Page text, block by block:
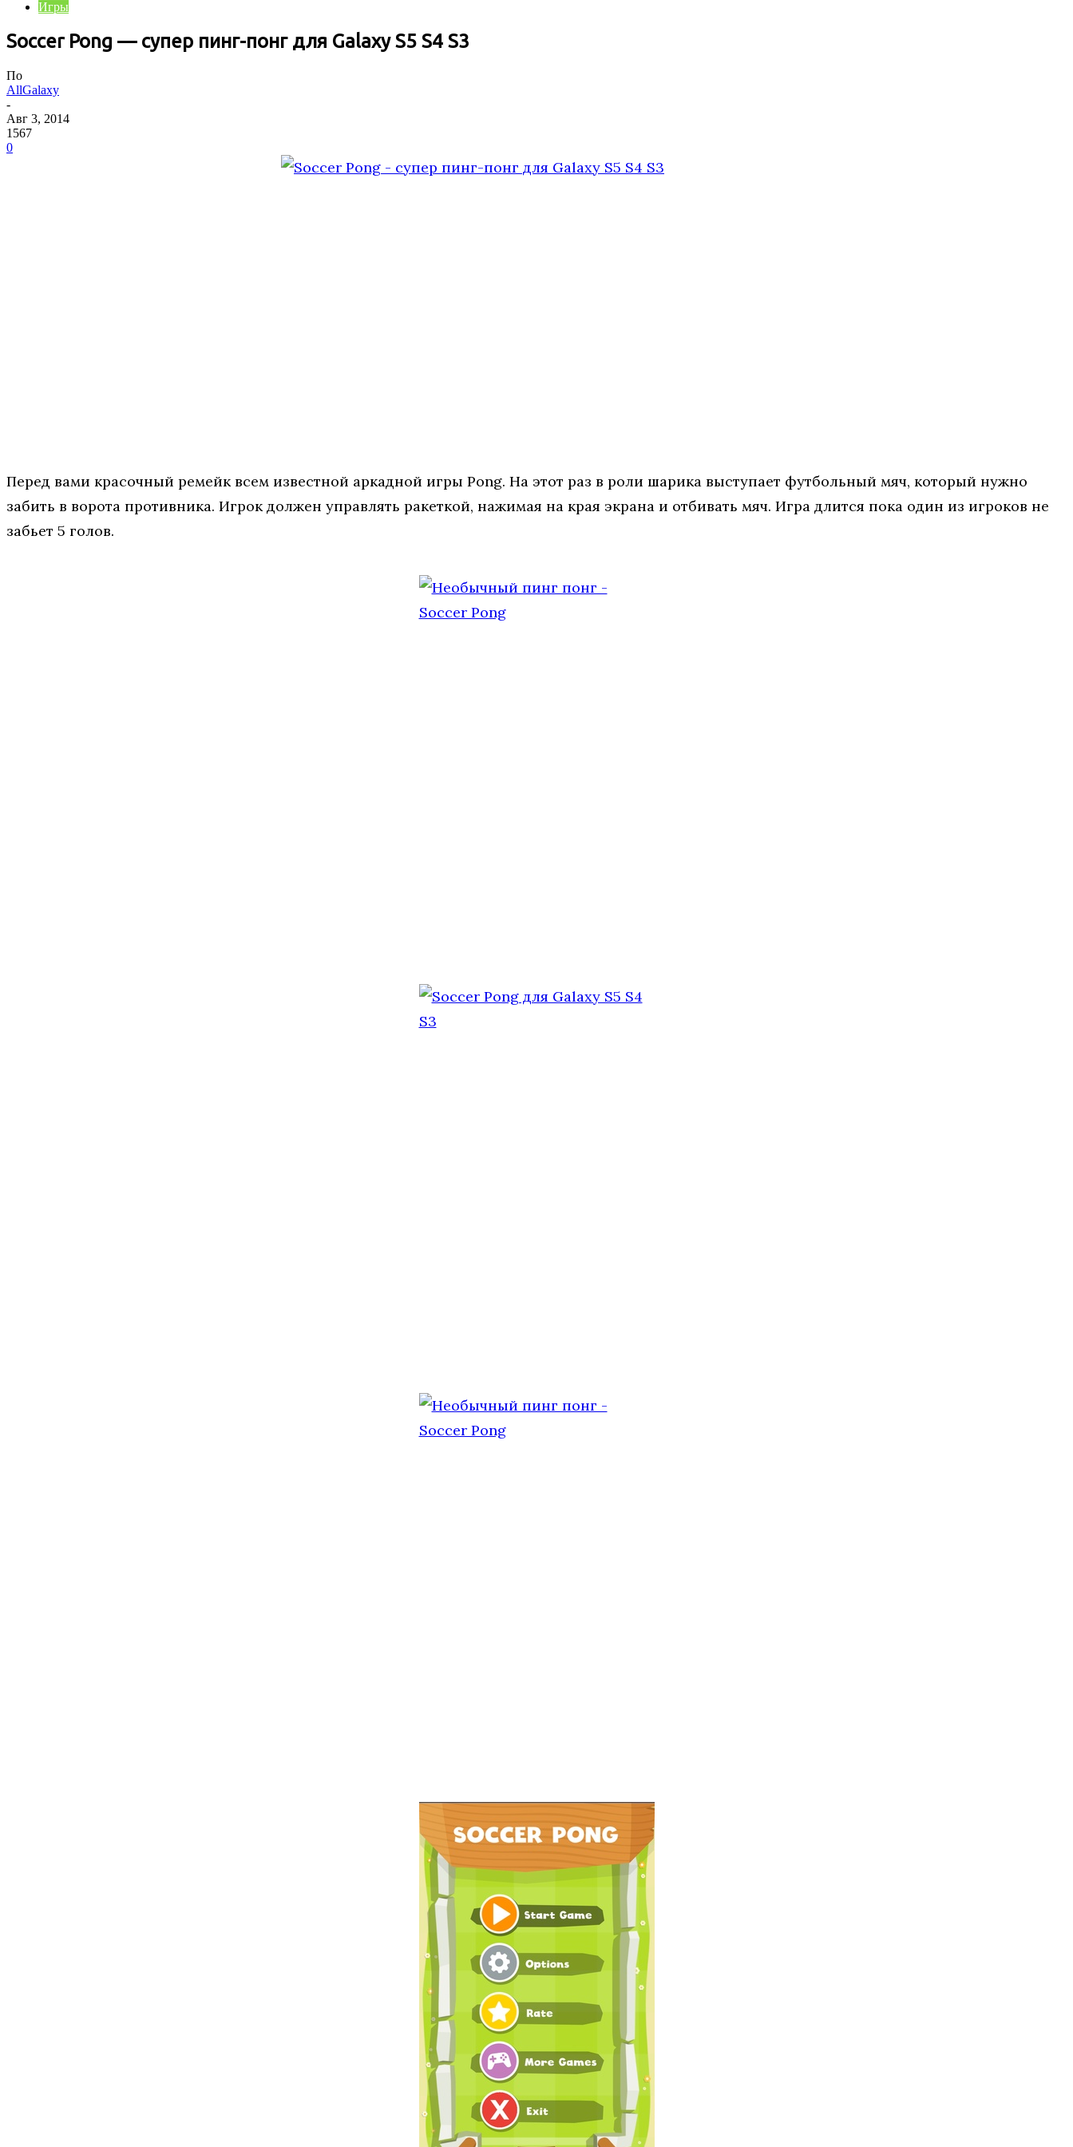
Игры
Soccer Pong — супер пинг-понг для Galaxy S5 S4 S3
По
AllGalaxy
-
Авг 3, 2014
1567
0
Перед вами красочный ремейк всем известной аркадной игры Pong. На этот раз в роли шарика выступает футбольный мяч, который нужно
забить в ворота противника. Игрок должен управлять ракеткой, нажимая на края экрана и отбивать мяч. Игра длится пока один из игроков не
забьет 5 голов.